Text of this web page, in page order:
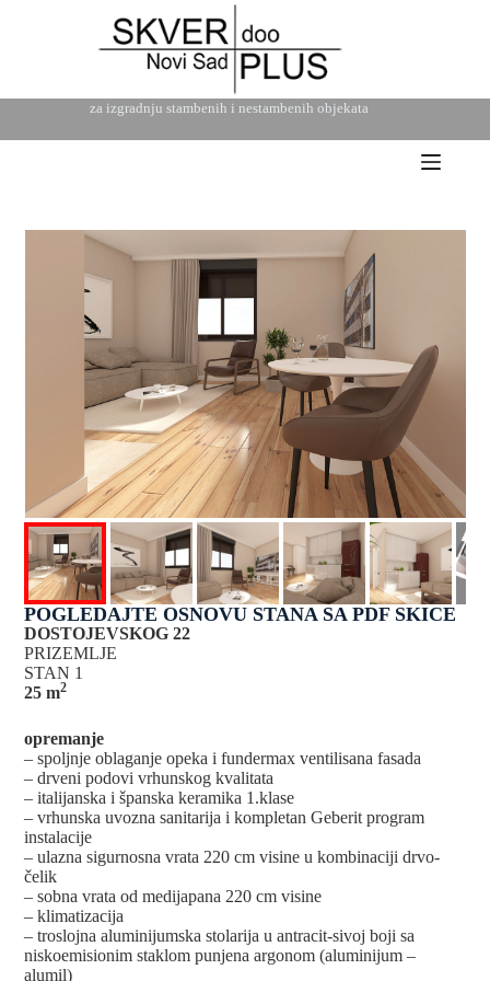
za izgradnju stambenih i nestambenih objekata
POGLEDAJTE OSNOVU STANA SA PDF SKICE
DOSTOJEVSKOG 22
PRIZEMLJE
STAN 1
25 m2
opremanje
– spoljnje oblaganje opeka i fundermax ventilisana fasada
– drveni podovi vrhunskog kvalitata
– italijanska i španska keramika 1.klase
– vrhunska uvozna sanitarija i kompletan Geberit program
instalacije
– ulazna sigurnosna vrata 220 cm visine u kombinaciji drvo-
čelik
– sobna vrata od medijapana 220 cm visine
– klimatizacija
– troslojna aluminijumska stolarija u antracit-sivoj boji sa
niskoemisionim staklom punjena argonom (aluminijum –
alumil)